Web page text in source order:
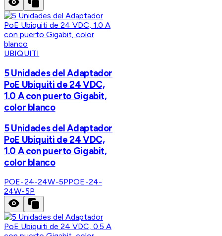
UBIQUITI
5 Unidades del Adaptador
PoE Ubiquiti de 24 VDC,
1.0 A con puerto Gigabit,
color blanco
5 Unidades del Adaptador
PoE Ubiquiti de 24 VDC,
1.0 A con puerto Gigabit,
color blanco
POE-24-24W-5PPOE-24-
24W-5P